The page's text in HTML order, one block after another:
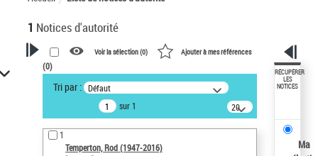
1 Notices d'autorité
VOTRE RECHERCHE
Recherche avancée dans les
notices d’autorité
Œuvres liées à l'auteur :
Temperton, Rod (1947-2016)
Voir la sélection (0) Ajouter à mes références
(0)
Tri par : Défaut
sur 1
20
résultats/page
1
Temperton, Rod (1947-2016)
RÉCUPÉRER
LES
NOTICES
Ma